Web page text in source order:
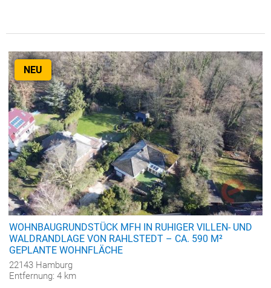
NEU
WOHNBAUGRUNDSTÜCK MFH IN RUHIGER VILLEN- UND
WALDRANDLAGE VON RAHLSTEDT – CA. 590 M²
GEPLANTE WOHNFLÄCHE
22143 Hamburg
Entfernung: 4 km